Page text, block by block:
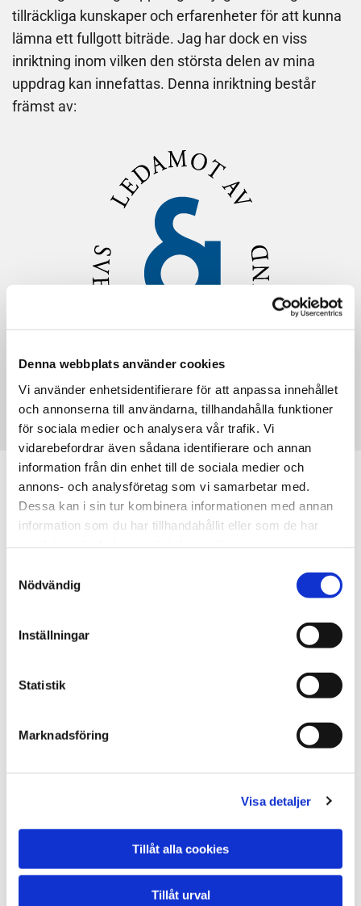
Denna webbplats använder cookies
Vi använder enhetsidentifierare för att anpassa innehållet
och annonserna till användarna, tillhandahålla funktioner
för sociala medier och analysera vår trafik. Vi
vidarebefordrar även sådana identifierare och annan
information från din enhet till de sociala medier och
annons- och analysföretag som vi samarbetar med.
Dessa kan i sin tur kombinera informationen med annan
information som du har tillhandahållit eller som de har
Nödvändig
Inställningar
Statistik
Marknadsföring
Visa detaljer
Tillåt alla cookies
Tillåt urval
tillräckliga kunskaper och erfarenheter för att kunna
lämna ett fullgott biträde. Jag har dock en viss
inriktning inom vilken den största delen av mina
uppdrag kan innefattas. Denna inriktning består
främst av:
Brottmål
Ersättning- och skadeståndsrätt
Processrätt